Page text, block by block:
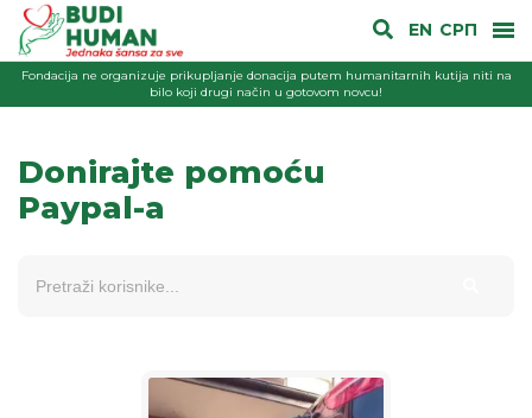
EN СРП
Fondacija ne organizuje prikupljanje donacija putem humanitarnih kutija niti na
bilo koji drugi način u gotovom novcu!
Donirajte pomoću
Paypal-a